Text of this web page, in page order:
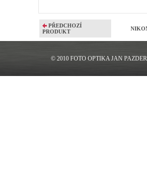
PŘEDCHOZÍ
PRODUKT
© 2010 FOTO OPTIKA JAN